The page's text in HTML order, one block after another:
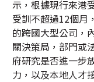
示，根據現行來港
受訓不超過12個月
的跨國大型公司，
關決策局，部門或
府研究是否進一步
力，以及本地人才